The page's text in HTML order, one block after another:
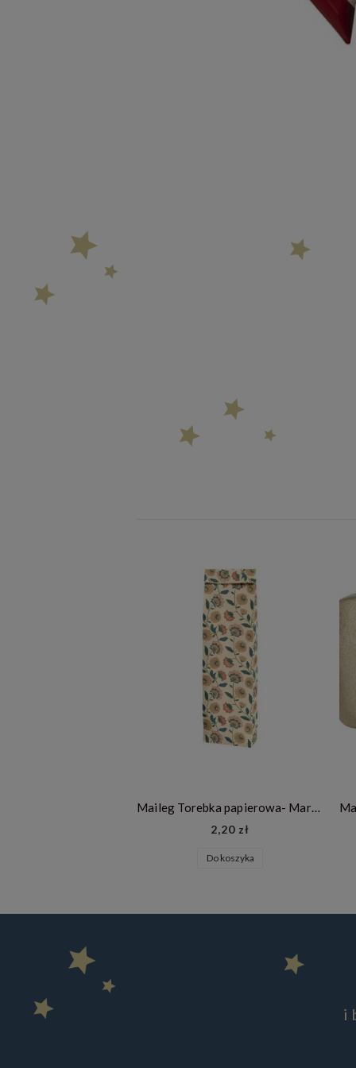
Maileg Torebka papierowa- Margie
2,20 zł
Do koszyka
i